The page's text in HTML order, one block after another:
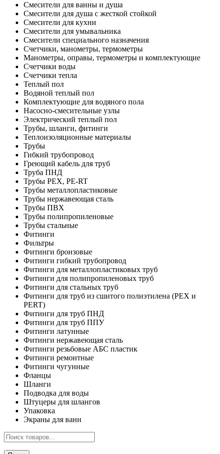
Смесители для ванны и душа
Смесители для душа с жесткой стойкой
Смесители для кухни
Смесители для умывальника
Смесители специального назначения
Счетчики, манометры, термометры
Манометры, оправы, термометры и комплектующие
Счетчики воды
Счетчики тепла
Теплый пол
Водяной теплый пол
Комплектующие для водяного пола
Насосно-смесительные узлы
Электрический теплый пол
Трубы, шланги, фитинги
Теплоизоляционные материалы
Трубы
Гибкий трубопровод
Греющий кабель для труб
Труба ПНД
Трубы PEX, PE-RT
Трубы металлопластиковые
Трубы нержавеющая сталь
Трубы ПВХ
Трубы полипропиленовые
Трубы стальные
Фитинги
Фильтры
Фитинги бронзовые
Фитинги гибкий трубопровод
Фитинги для металлопластиковых труб
Фитинги для полипропиленовых труб
Фитинги для стальных труб
Фитинги для труб из сшитого полиэтилена (PEX и
PERT)
Фитинги для труб ПНД
Фитинги для труб ППУ
Фитинги латунные
Фитинги нержавеющая сталь
Фитинги резьбовые АБС пластик
Фитинги ремонтные
Фитинги чугунные
Фланцы
Шланги
Подводка для воды
Штуцеры для шлангов
Упаковка
Экраны для ванн